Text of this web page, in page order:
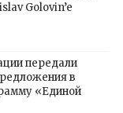
Golovin’e
передали
в
«Единой